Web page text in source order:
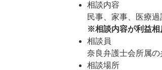
相談内容
民事、家事、医療
※相談内容が利益相
相談員
奈良弁護士会所属の
相談場所